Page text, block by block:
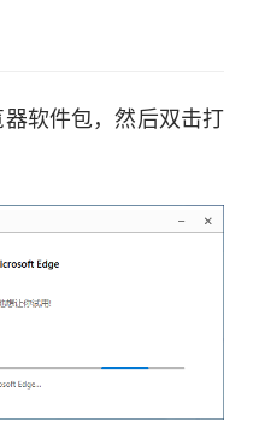
保持性能和安全性。
题生成器，您可以根
定义主题个性化浏览
签页的外观。探索数
灵感或创建自己的主
软件包，然后双击打